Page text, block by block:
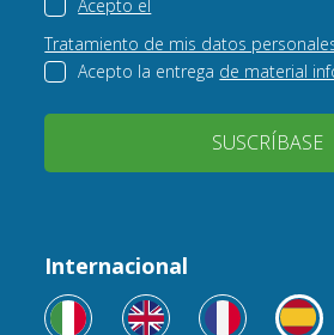
Acepto el
Tratamiento de mis datos
Acepto la entrega de material
SUSCRÍBASE
Internacional